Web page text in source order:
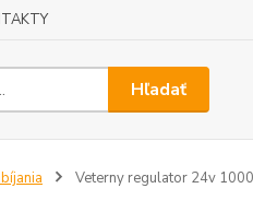
Hľadať
Veterny regulator 24v